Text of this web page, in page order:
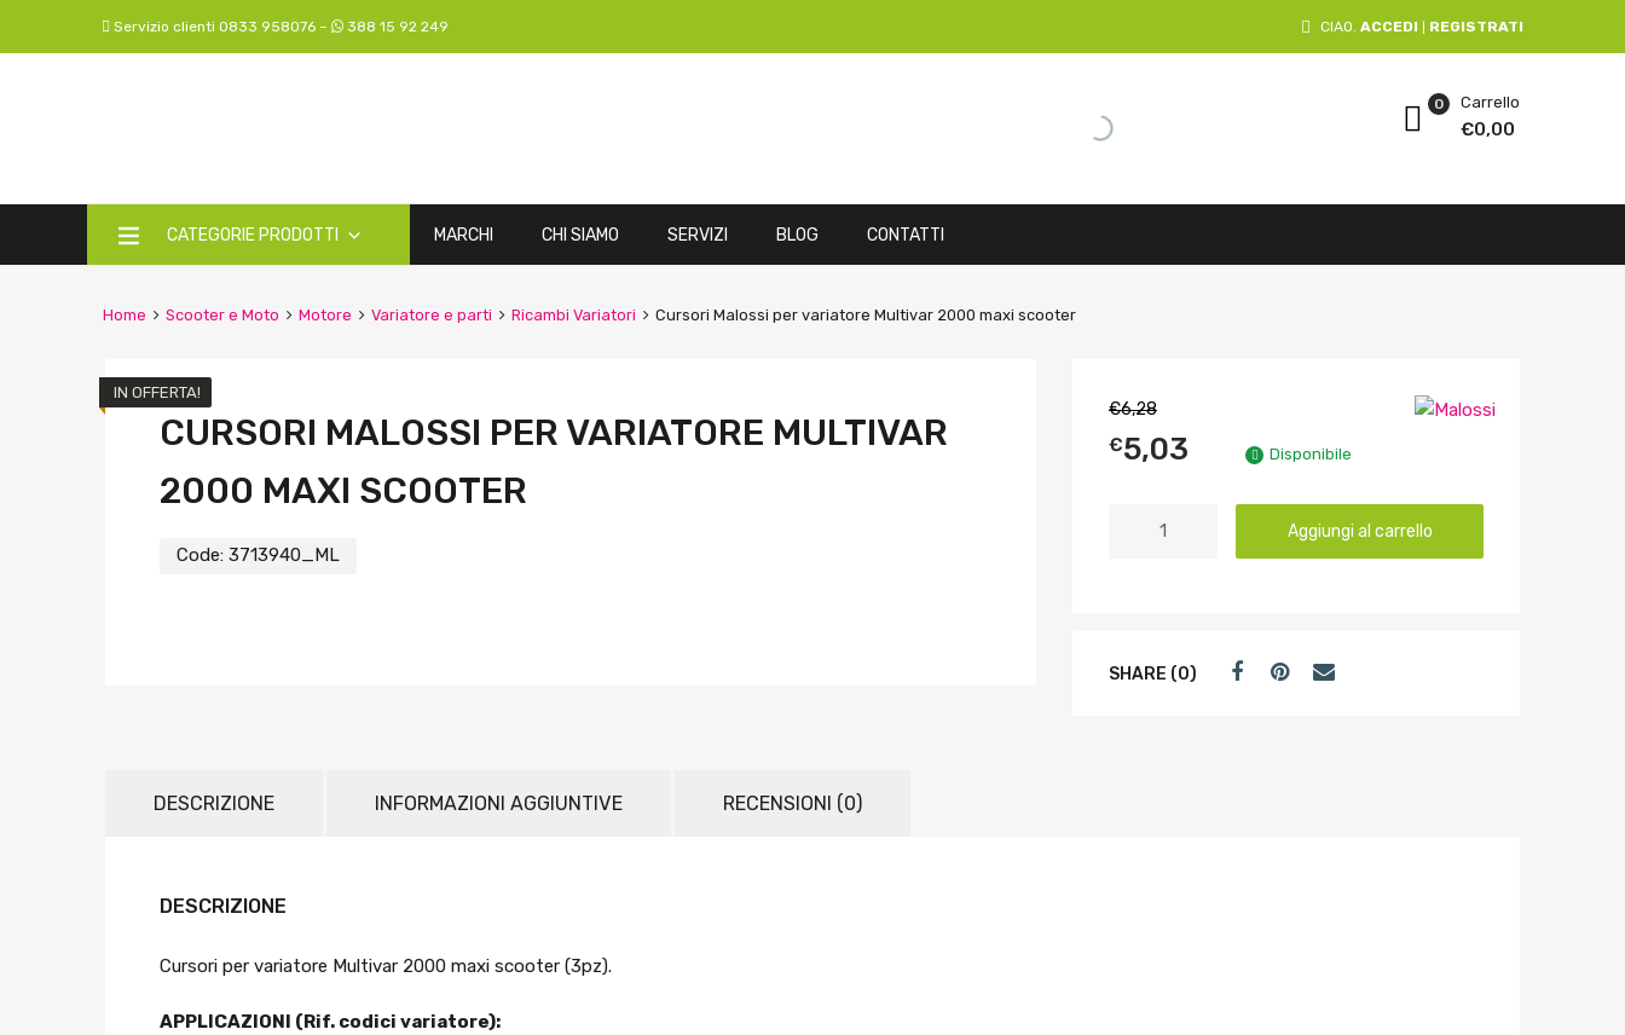
Servizio clienti 0833 958076 – 388 15 92 249 CIAO. ACCEDI REGISTRATI
Carrello
€0,00
0
CATEGORIE PRODOTTI MARCHI CHI SIAMO SERVIZI BLOG CONTATTI
Home Scooter e Moto Motore Variatore e parti Ricambi Variatori Cursori Malossi per variatore Multivar 2000 maxi scooter
CURSORI MALOSSI PER VARIATORE MULTIVAR
2000 MAXI SCOOTER
Code: 3713940_ML
IN OFFERTA!
€6,28
€5,03 Disponibile
Aggiungi al carrello
SHARE (0)
DESCRIZIONE INFORMAZIONI AGGIUNTIVE RECENSIONI (0)
DESCRIZIONE
Cursori per variatore Multivar 2000 maxi scooter (3pz).
APPLICAZIONI (Rif. codici variatore):